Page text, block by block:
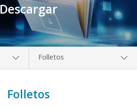
Descargar
Folletos
Folletos